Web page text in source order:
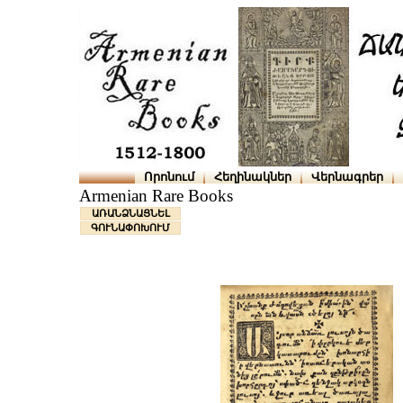
Որոնում Հեղինակներ Վերնագրեր
Armenian Rare Books
ԱՌԱՆՁՆԱՑՆԵԼ
ԳՈՒՆԱՓՈԽՈՒՄ